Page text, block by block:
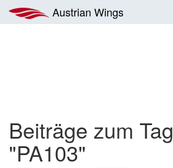
Inhalt
springen
Austrian Wings
Beiträge zum Tag
"PA103"